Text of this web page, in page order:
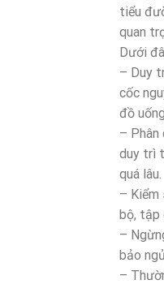
tiểu
quan
Dưới
– Duy
cốc
đồ
– Phân
duy trì
quá lâu.
– Kiểm
bộ, tập
–
bảo
–